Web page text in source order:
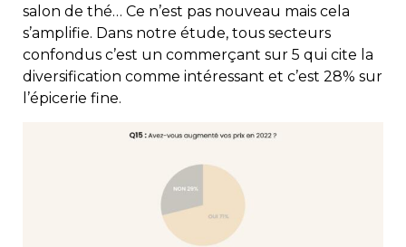
salon de thé… Ce n’est pas nouveau mais cela
s’amplifie. Dans notre étude, tous secteurs
confondus c’est un commerçant sur 5 qui cite la
diversification comme intéressant et c’est 28% sur
l’épicerie fine.